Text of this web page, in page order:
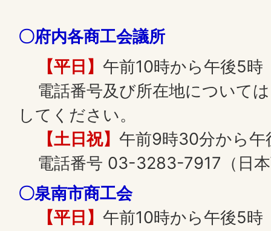
〇府内各商工会議所
【平日】 午前10時から午後5時
電話番号及び所在地について
してください。
【土日祝】 午前9時30分から
電話番号 03-3283-7917（日本
〇泉南市商工会
【平日】 午前10時から午後5時